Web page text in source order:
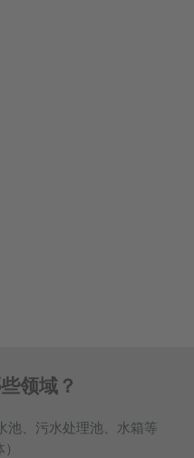
领域？
池、污水处理池、水箱等